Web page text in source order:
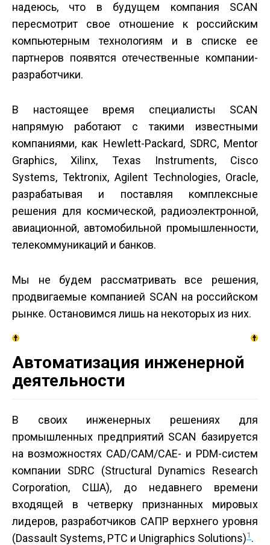
надеюсь, что в будущем компания SCAN
пересмотрит свое отношение к российским
компьютерным технологиям и в списке ее
партнеров появятся отечественные компании-
разработчики.
В настоящее время специалисты SCAN
напрямую работают с такими известными
компаниями, как Hewlett-Packard, SDRC, Mentor
Graphics, Xilinx, Texas Instruments, Cisco
Systems, Tektronix, Agilent Technologies, Oracle,
разрабатывая и поставляя комплексные
решения для космической, радиоэлектронной,
авиационной, автомобильной промышленности,
телекоммуникаций и банков.
Мы не будем рассматривать все решения,
продвигаемые компанией SCAN на российском
рынке. Остановимся лишь на некоторых из них.
Автоматизация инженерной
деятельности
В своих инженерных решениях для
промышленных предприятий SCAN базируется
на возможностях CAD/CAM/CAE- и PDM-систем
компании SDRC (Structural Dynamics Research
Corporation, США), до недавнего времени
входящей в четверку признанных мировых
лидеров, разработчиков САПР верхнего уровня
(Dassault Systems, PTC и Unigraphics Solutions)1 .